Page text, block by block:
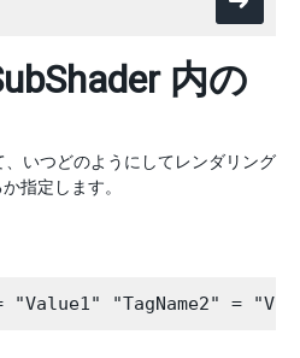
内の
いつどのようにしてレンダリング
指定します。